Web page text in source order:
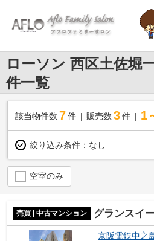
ローソン 西区土佐堀
件一覧
該当物件数 7件 販売数 3 件 1
絞り込み条件： なし
空室のみ
売買 | 中古マンション グランスイ
京阪電鉄中之